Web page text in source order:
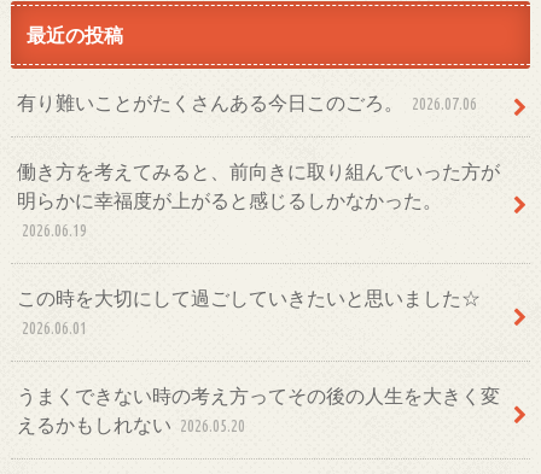
最近の投稿
有り難いことがたくさんある今日このごろ。 2026.07.06
働き方を考えてみると、前向きに取り組んでいった方が
明らかに幸福度が上がると感じるしかなかった。
2026.06.19
この時を大切にして過ごしていきたいと思いました☆
2026.06.01
うまくできない時の考え方ってその後の人生を大きく変
えるかもしれない 2026.05.20